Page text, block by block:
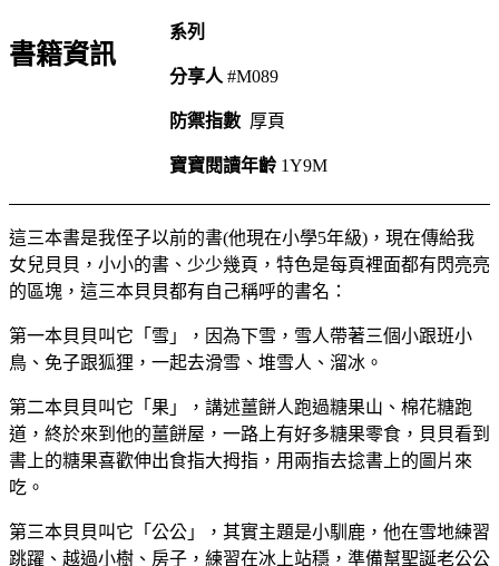
書籍資訊
系列
分享人 #M089
防禦指數 厚頁
寶寶閱讀年齡1Y9M
這三本書是我侄子以前的書(他現在小學5年級)，現在傳給我
女兒貝貝，小小的書、少少幾頁，特色是每頁裡面都有閃亮亮
的區塊，這三本貝貝都有自己稱呼的書名：
第一本貝貝叫它「雪」，因為下雪，雪人帶著三個小跟班小
鳥、免子跟狐狸，一起去滑雪、堆雪人、溜冰。
第二本貝貝叫它「果」，講述薑餅人跑過糖果山、棉花糖跑
道，終於來到他的薑餅屋，一路上有好多糖果零食，貝貝看到
書上的糖果喜歡伸出食指大拇指，用兩指去捻書上的圖片來
吃。
第三本貝貝叫它「公公」，其實主題是小馴鹿，他在雪地練習
跳躍、越過小樹、房子，練習在冰上站穩，準備幫聖誕老公公